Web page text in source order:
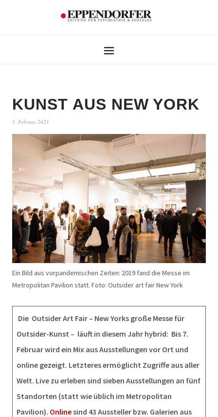
KUNST AUS NEW YORK
1. Februar 2021
Ein Bild aus vorpandemischen Zeiten: 2019 fand die Messe im
Metropolitan Pavilion statt. Foto: Outsider art fair New York
Die Outsider Art Fair – New Yorks große Messe für
Outsider-Kunst – läuft in diesem Jahr hybrid: Bis 7.
Februar wird ein Mix aus Ausstellungen vor Ort und
online gezeigt. Letzteres ermöglicht Zugriffe aus aller
Welt. Live zu erleben sind sieben Ausstellungen an fünf
Standorten (statt wie üblich im Metropolitan
Pavilion). Onlinesind 43 Aussteller bzw. Galerien aus